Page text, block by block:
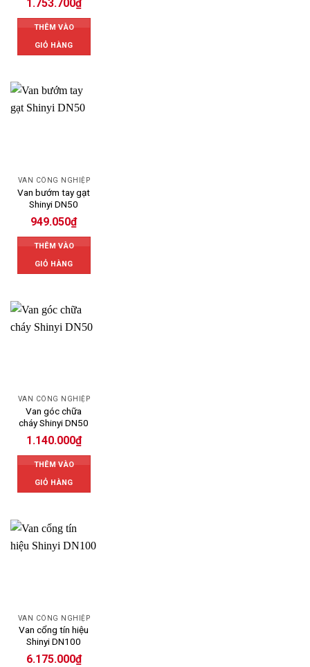
1.753.700₫
THÊM VÀO
GIỎ HÀNG
VAN CÔNG NGHIỆP
Van bướm tay gạt
Shinyi DN50
949.050₫
THÊM VÀO
GIỎ HÀNG
VAN CÔNG NGHIỆP
Van góc chữa
cháy Shinyi DN50
1.140.000₫
THÊM VÀO
GIỎ HÀNG
VAN CÔNG NGHIỆP
Van cổng tín hiệu
Shinyi DN100
6.175.000₫